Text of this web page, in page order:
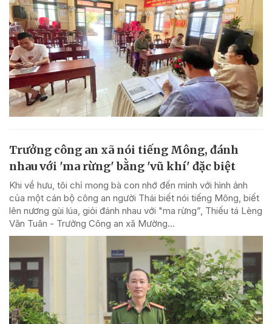
Trưởng công an xã nói tiếng Mông, đánh
nhau với 'ma rừng' bằng 'vũ khí' đặc biệt
Khi về hưu, tôi chỉ mong bà con nhớ đến mình với hình ảnh
của một cán bộ công an người Thái biết nói tiếng Mông, biết
lên nương gùi lúa, giỏi đánh nhau với "ma rừng”, Thiếu tá Lèng
Văn Tuân - Trưởng Công an xã Mường...